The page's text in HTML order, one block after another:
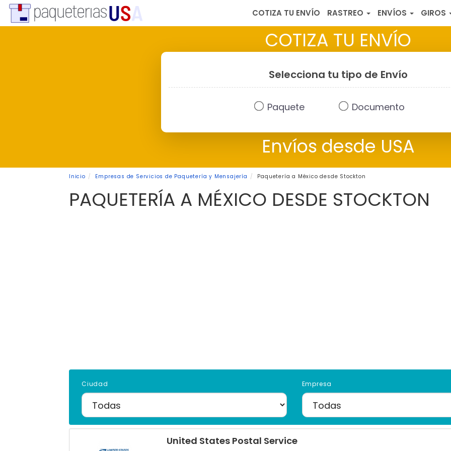
COTIZA TU ENVÍO RASTREO ENVÍOS GIROS
COTIZA TU ENVÍO
Selecciona tu tipo de Envío
Paquete Documento
Envíos desde USA
Inicio Empresas de Servicios de Paquetería y Mensajería Paquetería a México desde Stockton
PAQUETERÍA A MÉXICO DESDE STOCKTON
Ciudad Empresa
United States Postal Service